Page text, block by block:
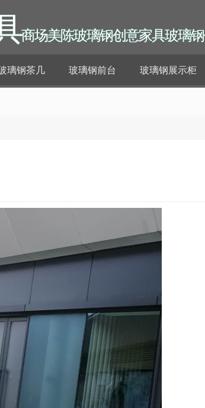
商场美陈玻璃钢创意家具玻璃
璃钢茶几 玻璃钢前台 玻璃钢展示柜